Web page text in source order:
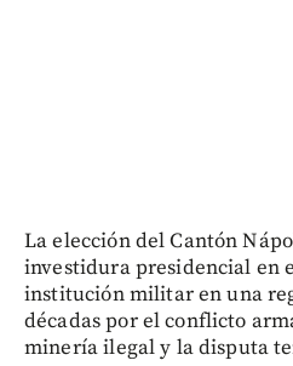
La elección del Cantón
investidura presidencial en
institución militar en una
décadas por el conflicto
minería ilegal y la disputa